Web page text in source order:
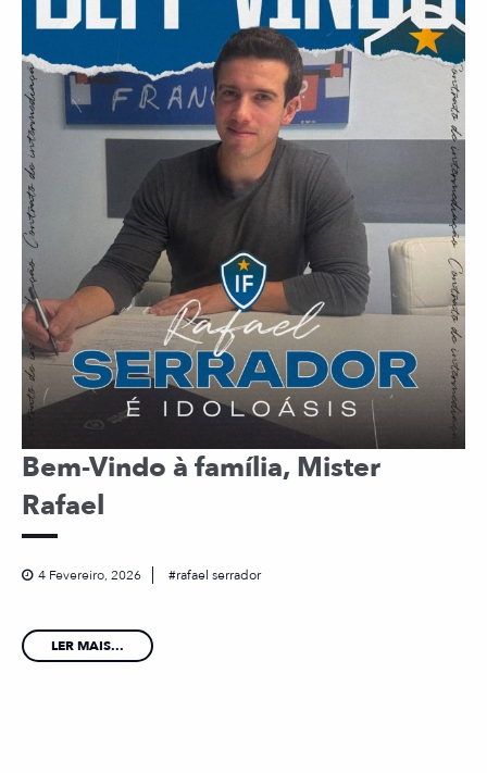
Bem-Vindo à família, Mister
Rafael
4 Fevereiro, 2026 rafael serrador
LER MAIS...